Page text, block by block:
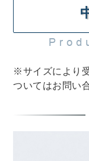
※サイズにより
ついてはお問い
企業情報
お問い合わせ